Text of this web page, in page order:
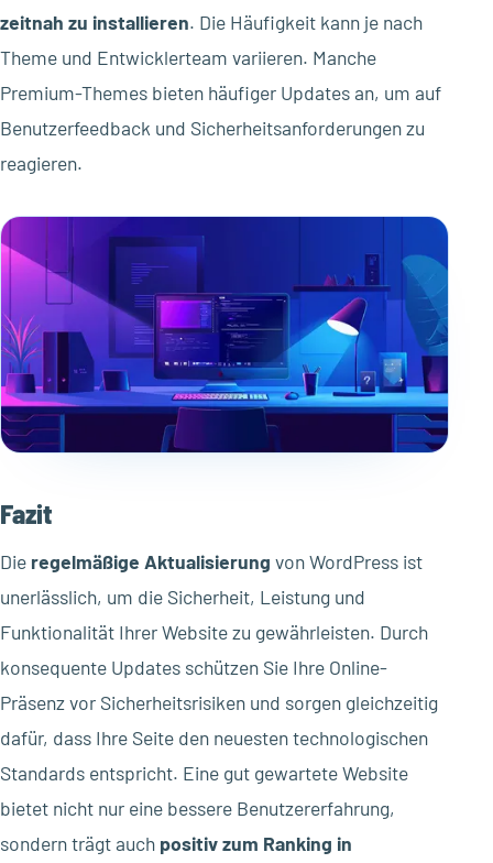
zeitnah zu installieren. Die Häufigkeit kann je nach
Theme und Entwicklerteam variieren. Manche
Premium-Themes bieten häufiger Updates an, um auf
Benutzerfeedback und Sicherheitsanforderungen zu
reagieren.
Fazit
Die regelmäßige Aktualisierung von WordPress ist
unerlässlich, um die Sicherheit, Leistung und
Funktionalität Ihrer Website zu gewährleisten. Durch
konsequente Updates schützen Sie Ihre Online-
Präsenz vor Sicherheitsrisiken und sorgen gleichzeitig
dafür, dass Ihre Seite den neuesten technologischen
Standards entspricht. Eine gut gewartete Website
bietet nicht nur eine bessere Benutzererfahrung,
sondern trägt auch positiv zum Ranking in